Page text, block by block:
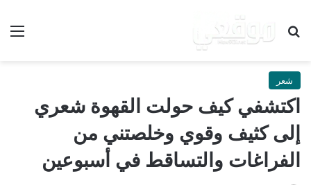
بحث عن
شعر
اكتشفي كيف حولت القهوة شعري
إلى كثيف وقوي وخلصتني من
الفراغات والتساقط في أسبوعين